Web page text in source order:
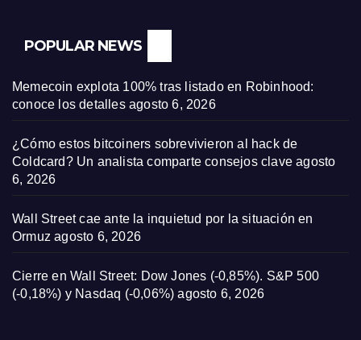
POPULAR NEWS
Memecoin explota 100% tras listado en Robinhood:
conoce los detalles agosto 6, 2026
¿Cómo estos bitcoiners sobrevivieron al hack de
Coldcard? Un analista comparte consejos clave agosto
6, 2026
Wall Street cae ante la inquietud por la situación en
Ormuz agosto 6, 2026
Cierre en Wall Street: Dow Jones (-0,85%). S&P 500
(-0,18%) y Nasdaq (-0,06%) agosto 6, 2026